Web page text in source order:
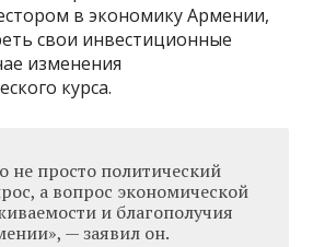
в экономику Армении,
свои инвестиционные
изменения
курса.
не просто политический
а вопрос экономической
и благополучия
— заявил он.